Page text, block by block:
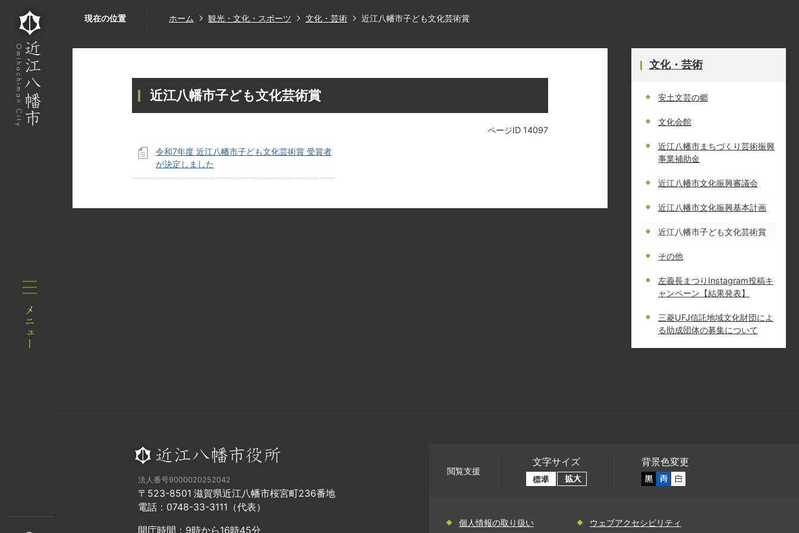
現在の位置 ホーム 観光・文化・スポーツ 文化・芸術 近江八幡市子ども文化芸術賞
近江八幡市子ども文化芸術賞
ページID 14097
令和7年度 近江八幡市子ども文化芸術賞 受賞者
が決定しました
文化・芸術
安土文芸の郷
文化会館
近江八幡市まちづくり芸術振興
事業補助金
近江八幡市文化振興審議会
近江八幡市文化振興基本計画
近江八幡市子ども文化芸術賞
その他
左義長まつりInstagram投稿キ
ャンペーン【結果発表】
三菱UFJ信託地域文化財団によ
る助成団体の募集について
法人番号9000020252042
〒523-8501 滋賀県近江八幡市桜宮町236番地
電話：0748-33-3111（代表）
開庁時間：9時から16時45分
閲覧支援
文字サイズ 背景色変更
個人情報の取り扱い ウェブアクセシビリティ